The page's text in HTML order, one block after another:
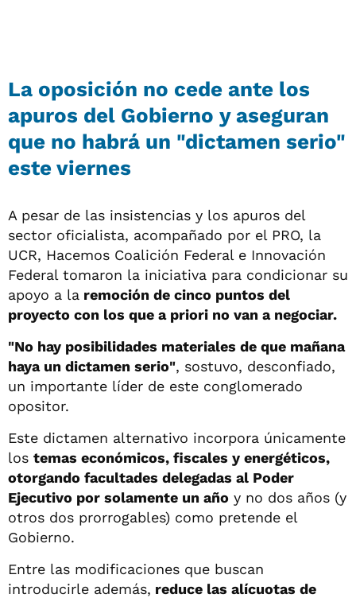
La oposición no cede ante los
apuros del Gobierno y aseguran
que no habrá un "dictamen serio"
este viernes
A pesar de las insistencias y los apuros del
sector oficialista, acompañado por el PRO, la
UCR, Hacemos Coalición Federal e Innovación
Federal tomaron la iniciativa para condicionar su
apoyo a la remoción de cinco puntos del
proyecto con los que a priori no van a negociar.
"No hay posibilidades materiales de que mañana
haya un dictamen serio", sostuvo, desconfiado,
un importante líder de este conglomerado
opositor.
Este dictamen alternativo incorpora únicamente
los temas económicos, fiscales y energéticos,
otorgando facultades delegadas al Poder
Ejecutivo por solamente un año y no dos años (y
otros dos prorrogables) como pretende el
Gobierno.
Entre las modificaciones que buscan
introducirle además, reduce las alícuotas de